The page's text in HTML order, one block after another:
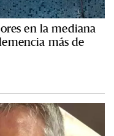
en la mediana
más de